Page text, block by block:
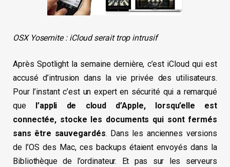
OSX Yosemite : iCloud serait trop intrusif
Après Spotlight la semaine dernière, c’est iCloud qui est
accusé d’intrusion dans la vie privée des utilisateurs.
Pour l’instant c’est un expert en sécurité qui a remarqué
que l’appli de cloud d’Apple, lorsqu’elle est
connectée, stocke les documents qui sont fermés
sans être sauvegardés. Dans les anciennes versions
de l’OS des Mac, ces backups étaient envoyés dans la
Bibliothèque de l’ordinateur. Et pas sur les serveurs